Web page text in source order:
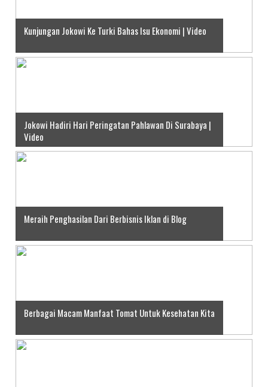
Kunjungan Jokowi Ke Turki Bahas Isu Ekonomi | Video
Jokowi Hadiri Hari Peringatan Pahlawan Di Surabaya |
Video
Meraih Penghasilan Dari Berbisnis Iklan di Blog
Berbagai Macam Manfaat Tomat Untuk Kesehatan Kita